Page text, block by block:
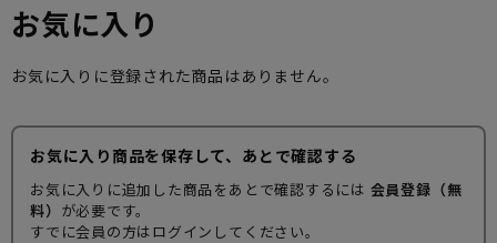
お気に入り
お気に入りに登録された商品はありません。
お気に入り商品を保存して、あとで確認する
お気に入りに追加した商品をあとで確認するには 会員登録（無
料） が必要です。
すでに会員の方はログインしてください。